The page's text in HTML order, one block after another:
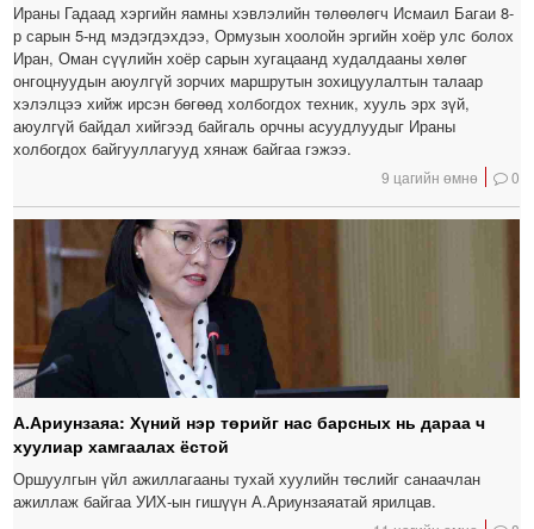
Ираны Гадаад хэргийн яамны хэвлэлийн төлөөлөгч Исмаил Багаи 8-
р сарын 5-нд мэдэгдэхдээ, Ормузын хоолойн эргийн хоёр улс болох
Иран, Оман сүүлийн хоёр сарын хугацаанд худалдааны хөлөг
онгоцнуудын аюулгүй зорчих маршрутын зохицуулалтын талаар
хэлэлцээ хийж ирсэн бөгөөд холбогдох техник, хууль эрх зүй,
аюулгүй байдал хийгээд байгаль орчны асуудлуудыг Ираны
холбогдох байгууллагууд хянаж байгаа гэжээ.
9 цагийн өмнө 0
А.Ариунзаяа: Хүний нэр төрийг нас барсных нь дараа ч
хуулиар хамгаалах ёстой
Оршуулгын үйл ажиллагааны тухай хуулийн төслийг санаачлан
ажиллаж байгаа УИХ-ын гишүүн А.Ариунзаяатай ярилцав.